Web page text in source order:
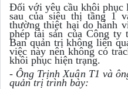
Đối với yêu cầu khôi phục
sau của siêu thị tầng 1
thường thiệt hại do hành
phép tài sản của Công ty
Ban quản trị không liên
việc này nên không có
khôi phục hiện trạng.
- Ông Trịnh Xuân T1 và
quản trị trình bày: